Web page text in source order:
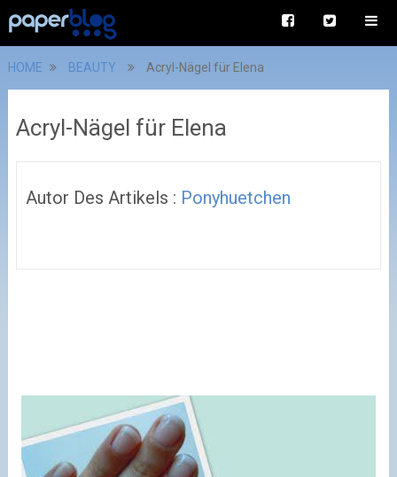
HOME BEAUTY Acryl-Nägel für Elena
Acryl-Nägel für Elena
Autor Des Artikels : Ponyhuetchen